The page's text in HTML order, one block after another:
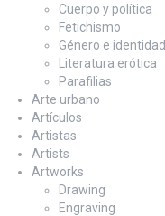
Cuerpo y política
Fetichismo
Género e identidad
Literatura erótica
Parafilias
Arte urbano
Artículos
Artistas
Artists
Artworks
Drawing
Engraving